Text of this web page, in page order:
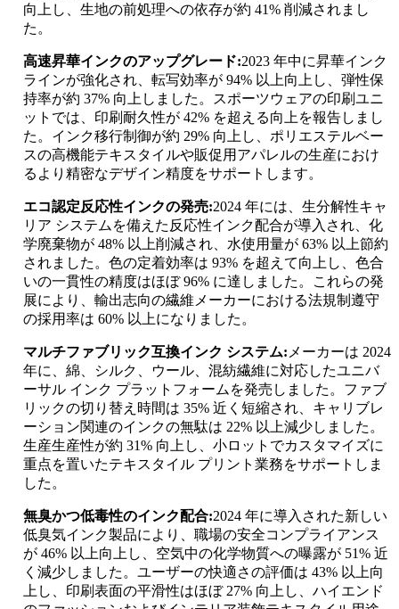
向上し、生地の前処理への依存が約 41% 削減されまし
た。
高速昇華インクのアップグレード:2023 年中に昇華インク
ラインが強化され、転写効率が 94% 以上向上し、弾性保
持率が約 37% 向上しました。スポーツウェアの印刷ユニ
ットでは、印刷耐久性が 42% を超える向上を報告しまし
た。インク移行制御が約 29% 向上し、ポリエステルベー
スの高機能テキスタイルや販促用アパレルの生産におけ
るより精密なデザイン精度をサポートします。
エコ認定反応性インクの発売:2024 年には、生分解性キャ
リア システムを備えた反応性インク配合が導入され、化
学廃棄物が 48% 以上削減され、水使用量が 63% 以上節約
されました。色の定着効率は 93% を超えて向上し、色合
いの一貫性の精度はほぼ 96% に達しました。これらの発
展により、輸出志向の繊維メーカーにおける法規制遵守
の採用率は 60% 以上になりました。
マルチファブリック互換インク システム: メーカーは 2024
年に、綿、シルク、ウール、混紡繊維に対応したユニバ
ーサル インク プラットフォームを発売しました。ファブ
リックの切り替え時間は 35% 近く短縮され、キャリブレ
ーション関連のインクの無駄は 22% 以上減少しました。
生産生産性が約 31% 向上し、小ロットでカスタマイズに
重点を置いたテキスタイル プリント業務をサポートしま
した。
無臭かつ低毒性のインク配合:2024 年に導入された新しい
低臭気インク製品により、職場の安全コンプライアンス
が 46% 以上向上し、空気中の化学物質への曝露が 51% 近
く減少しました。ユーザーの快適さの評価は 43% 以上向
上し、印刷表面の平滑性はほぼ 27% 向上し、ハイエンド